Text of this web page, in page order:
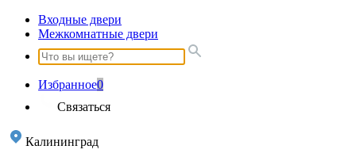
Входные двери
Межкомнатные двери
Избранное0
Связаться
Калининград